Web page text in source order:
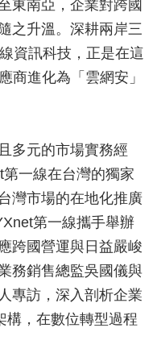
東南亞，企業對跨國
之升溫。深耕兩岸三
資訊科技，正是在這
商進化為「雲網安」
多元的市場實務經
一線在台灣的獨家
灣市場的在地化推廣
第一線攜手舉辦
跨國營運與日益嚴峻
務銷售總監吳國儀與
專訪，深入剖析企業
構，在數位轉型過程